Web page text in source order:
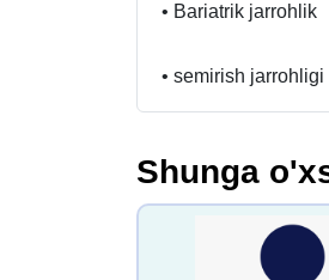
• Bariatrik jarrohlik
• semirish jarrohligi
Shunga